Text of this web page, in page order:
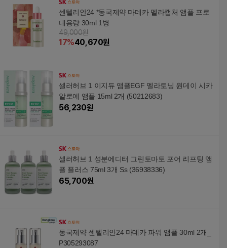
센텔리안24 *동국제약 마데카 멜라캡처 앰플 프로
대용량 30ml 1병
49,000원
17%40,670원
셀러허브 1 이지듀 앰플EGF 멜라토닝 원데이 시카
알로에 앰플 15ml 2개 (50212683)
56,230원
셀러허브 1 성분에디터 그린토마토 포어 리프팅 앰
플 플러스 75ml 3개 Ss (36938336)
65,700원
동국제약 센텔리안24 마데카 파워 앰플 30ml 2개_
P305293087